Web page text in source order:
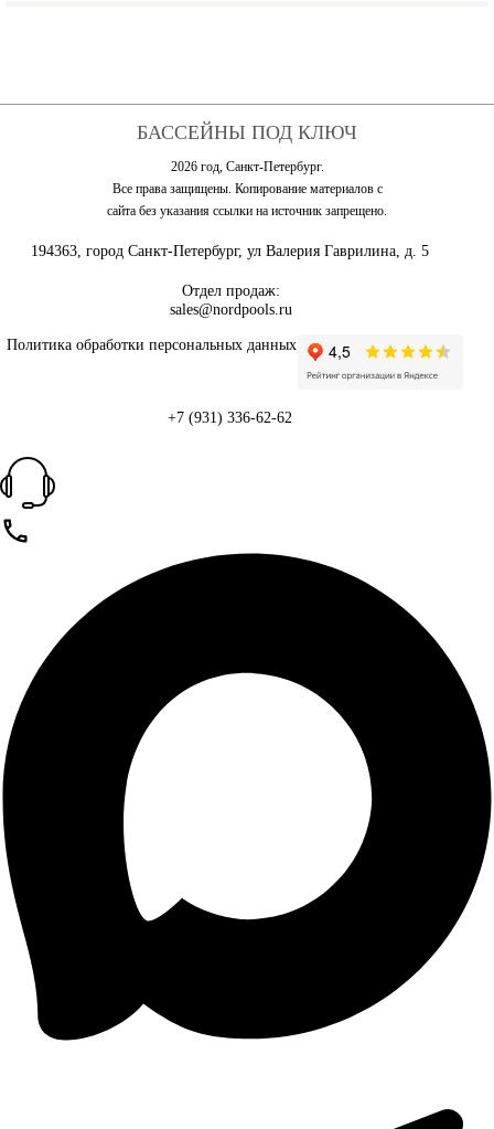
БАССЕЙНЫ ПОД КЛЮЧ
2026 год, Санкт-Петербург.
Все права защищены. Копирование материалов с
сайта без указания ссылки на источник запрещено.
194363, город Санкт-Петербург, ул Валерия Гаврилина, д. 5
Отдел продаж:
sales@nordpools.ru
Политика обработки персональных данных
+7 (931) 336-62-62